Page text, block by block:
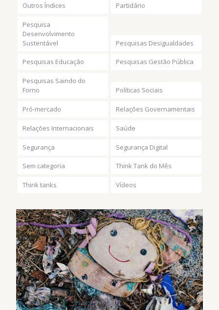
Outros Índices Partidário
Pesquisa
Desenvolvimento
Sustentável
Pesquisas Desigualdades
Pesquisas Educação Pesquisas Gestão Pública
Pesquisas Saindo do
Forno
Políticas Sociais
Pró-mercado Relações Governamentais
Relações Internacionais Saúde
Segurança Segurança Digital
Sem categoria Think Tank do Mês
Think tanks Vídeos